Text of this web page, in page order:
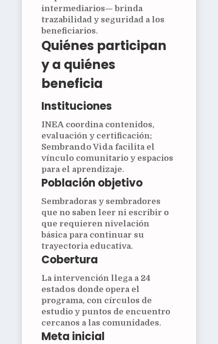
intermediarios— brinda
trazabilidad y seguridad a los
beneficiarios.
Quiénes participan
y a quiénes
beneficia
Instituciones
INEAcoordina contenidos,
evaluación y certificación;
Sembrando Vidafacilita el
vínculo comunitario y espacios
para el aprendizaje.
Población objetivo
Sembradoras y sembradores
que no saben leer ni escribir o
que requieren nivelación
básica para continuar su
trayectoria educativa.
Cobertura
La intervención llega a 24
estados donde opera el
programa, con círculos de
estudio y puntos de encuentro
cercanos a las comunidades.
Meta inicial